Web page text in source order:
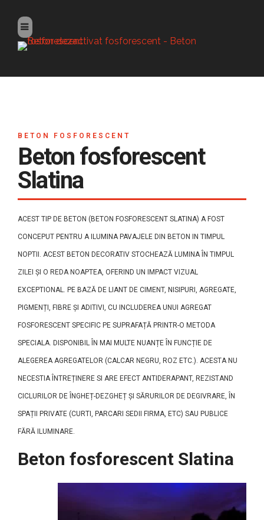
BETON FOSFORESCENT
Beton fosforescent
Slatina
ACEST TIP DE BETON (BETON FOSFORESCENT SLATINA) A FOST
CONCEPUT PENTRU A ILUMINA PAVAJELE DIN BETON IN TIMPUL
NOPTII. ACEST BETON DECORATIV STOCHEAZĂ LUMINA ÎN TIMPUL
ZILEI ȘI O REDA NOAPTEA, OFERIND UN IMPACT VIZUAL
EXCEPTIONAL. PE BAZĂ DE LIANT DE CIMENT, NISIPURI, AGREGATE,
PIGMENȚI, FIBRE ȘI ADITIVI, CU INCLUDEREA UNUI AGREGAT
FOSFORESCENT SPECIFIC PE SUPRAFAȚĂ PRINTR-O METODA
SPECIALA. DISPONIBIL ÎN MAI MULTE NUANȚE ÎN FUNCȚIE DE
ALEGEREA AGREGATELOR (CALCAR NEGRU, ROZ ETC.). ACESTA NU
NECESTIA ÎNTREȚINERE SI ARE EFECT ANTIDERAPANT, REZISTAND
CICLURILOR DE ÎNGHEȚ-DEZGHEȚ ȘI SĂRURILOR DE DEGIVRARE, ÎN
SPAȚII PRIVATE (CURTI, PARCARI SEDII FIRMA, ETC) SAU PUBLICE
FĂRĂ ILUMINARE.
Beton fosforescent Slatina